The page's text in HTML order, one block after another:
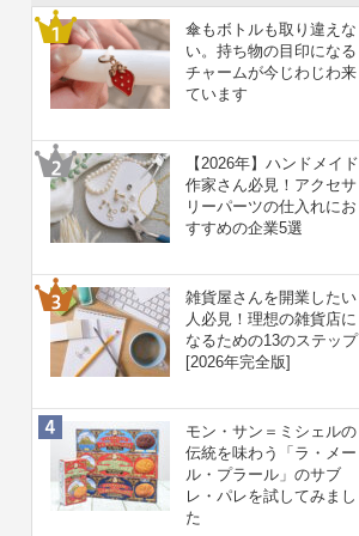
傘もボトルも取り違えな
い。持ち物の目印になる
チャームが今じわじわ来
ています
【2026年】ハンドメイド
作家さん必見！アクセサ
リーパーツの仕入れにお
すすめの企業5選
雑貨屋さんを開業したい
人必見！理想の雑貨店に
なるための13のステップ
[2026年完全版]
モン・サン＝ミシェルの
伝統を味わう「ラ・メー
ル・プラール」のサブ
レ・パレを試してみまし
た